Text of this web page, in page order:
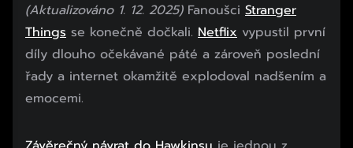
(Aktualizováno 1. 12. 2025) Fanoušci Stranger
Things se konečně dočkali. Netflix vypustil první
díly dlouho očekávané páté a zároveň poslední
řady a internet okamžitě explodoval nadšením a
emocemi.